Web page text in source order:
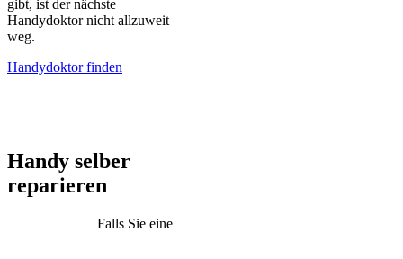
gibt, ist der nächste
Handydoktor nicht allzuweit
weg.
Handydoktor finden
Handy selber
reparieren
Falls Sie eine